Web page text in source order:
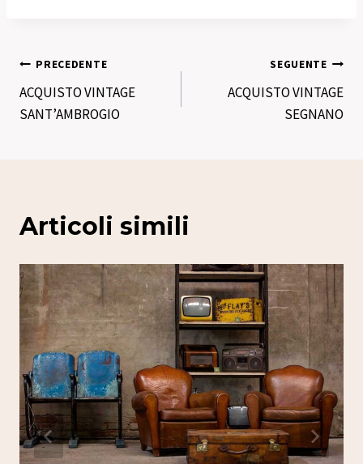
Navigazione
articoli
PRECEDENTE
ACQUISTO VINTAGE
SANT’AMBROGIO
SEGUENTE
ACQUISTO VINTAGE
SEGNANO
Articoli simili